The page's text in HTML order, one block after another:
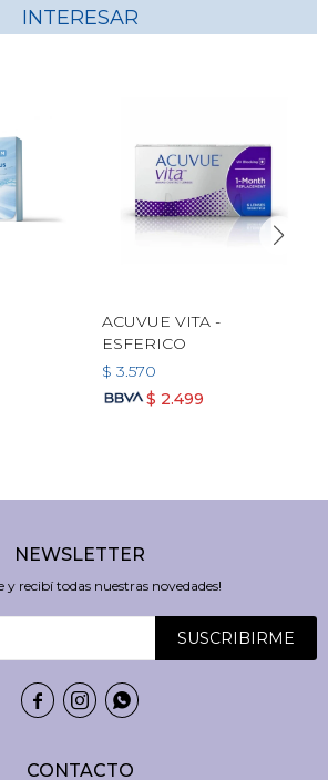
INTERESAR
ACUVUE VITA -
ESFERICO
$ 3.570
$ 2.499
CONTACTO
NEWSLETTER
y recibí todas nuestras novedades!
SUSCRIBIRME
  